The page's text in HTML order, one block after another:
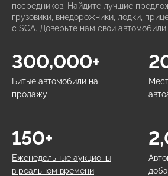
посредников. Найдите лучшие
грузовики, внедорожники, лодки,
с SCA. Доверьте нам свои автомобили
Битые автомобили на
продажу
300,000+
Еженедельные аукционы
в реальном времени
150+